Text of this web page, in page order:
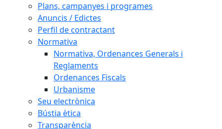
Plans, campanyes i programes
Anuncis / Edictes
Perfil de contractant
Normativa
Normativa, Ordenances Generals i
Reglaments
Ordenances Fiscals
Urbanisme
Seu electrònica
Bústia ètica
Transparència